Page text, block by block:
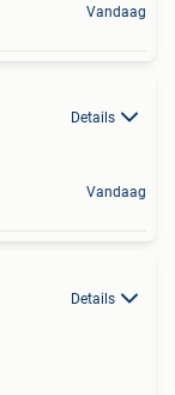
Vandaag
Details
Vandaag
Details